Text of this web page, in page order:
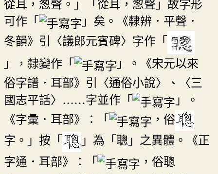
從耳，怱聲。」「從耳，怱聲」故字形
可作「
」矣。《隸辨．平聲．
冬韻》引〈議郎元賓碑〉字作「
」，隸變作「
」。《宋元以來
俗字譜．耳部》引〈通俗小說〉、〈三
國志平話〉……字並作「
」。
《字彙．耳部》：「
，俗
字。」按「
」為「聰」之異體。《正
字通．耳部》：「
，俗聰